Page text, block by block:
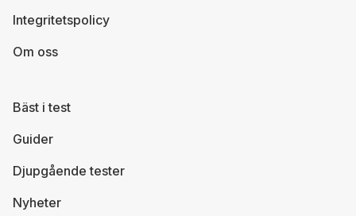
Bäst i test
Guider
Djupgående tester
Nyheter
Integritetspolicy
Om oss